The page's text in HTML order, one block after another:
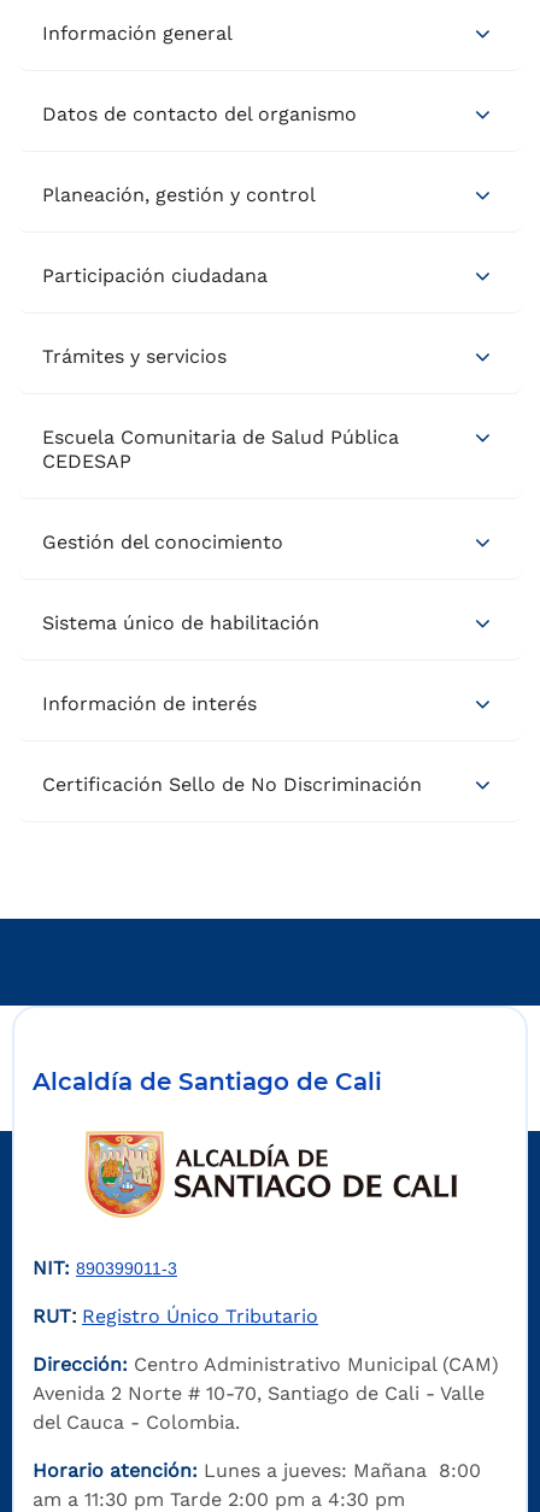
Información general
Datos de contacto del organismo
Planeación, gestión y control
Participación ciudadana
Trámites y servicios
Escuela Comunitaria de Salud Pública
CEDESAP
Gestión del conocimiento
Sistema único de habilitación
Información de interés
Certificación Sello de No Discriminación
Alcaldía de Santiago de Cali
NIT: 890399011-3
RUT: Registro Único Tributario
Dirección: Centro Administrativo Municipal (CAM)
Avenida 2 Norte # 10-70, Santiago de Cali - Valle
del Cauca - Colombia.
Horario atención: Lunes a jueves: Mañana 8:00
am a 11:30 pm Tarde 2:00 pm a 4:30 pm